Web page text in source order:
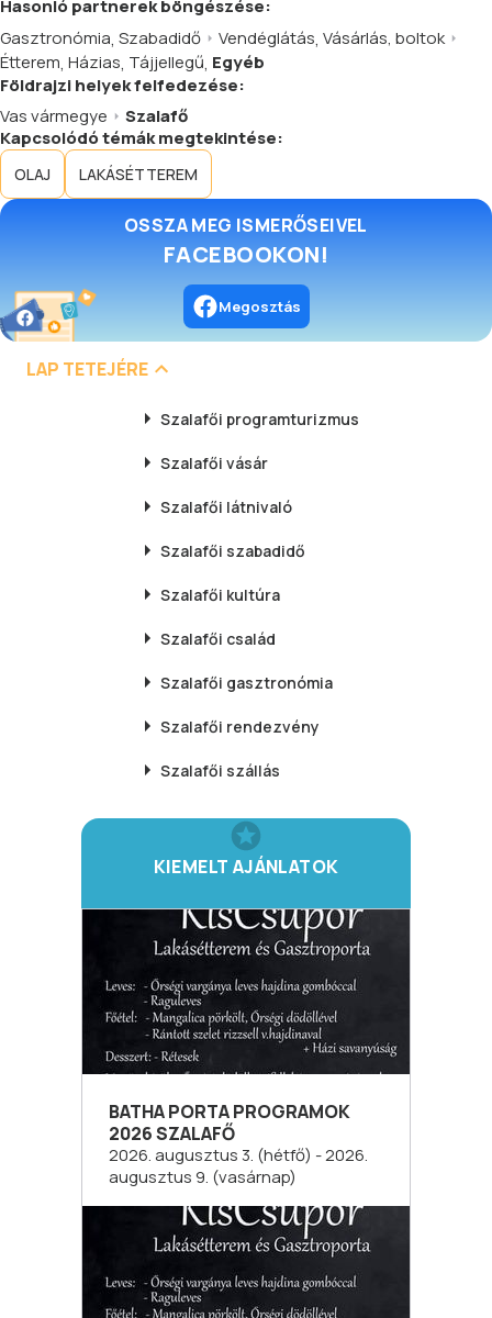
Hasonló partnerekböngészése:
Gasztronómia, Szabadidő Vendéglátás, Vásárlás, boltok
Étterem, Házias, Tájjellegű, Egyéb
Földrajzi helyek felfedezése:
Vas vármegye
Szalafő
Kapcsolódó témák megtekintése:
OLAJ LAKÁSÉTTEREM
OSSZA MEG ISMERŐSEIVEL
FACEBOOKON!
Megosztás
LAP TETEJÉRE
Szalafői programturizmus
Szalafői vásár
Szalafői látnivaló
Szalafői szabadidő
Szalafői kultúra
Szalafői család
Szalafői gasztronómia
Szalafői rendezvény
Szalafői szállás
KIEMELT AJÁNLATOK
BATHA PORTA PROGRAMOK
2026 SZALAFŐ
2026. augusztus 3. (hétfő) - 2026.
augusztus 9. (vasárnap)